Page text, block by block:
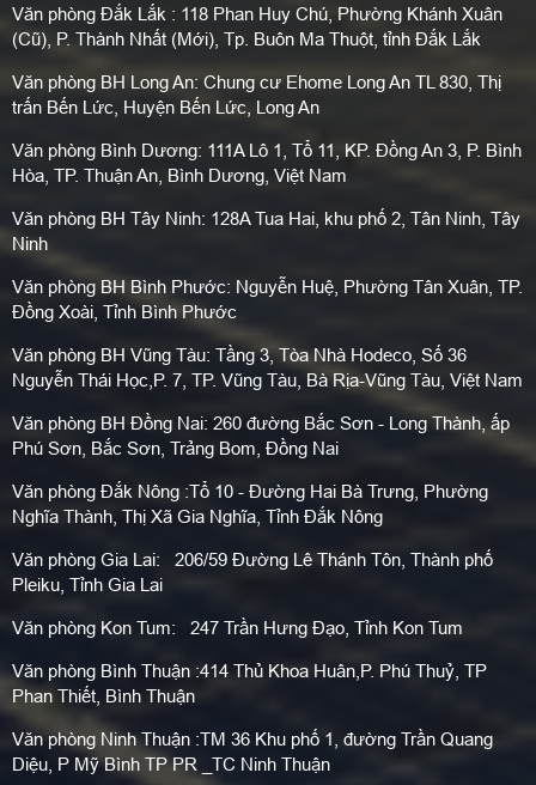
Văn phòng Đắk Lắk : 118 Phan Huy Chú, Phường Khánh Xuân
(Cũ), P. Thành Nhất (Mới), Tp. Buôn Ma Thuột, tỉnh Đắk Lắk
Văn phòng BH Long An: Chung cư Ehome Long An TL 830, Thị
trấn Bến Lức, Huyện Bến Lức, Long An
Văn phòng Bình Dương: 111A Lô 1, Tổ 11, KP. Đồng An 3, P. Bình
Hòa, TP. Thuận An, Bình Dương, Việt Nam
Văn phòng BH Tây Ninh: 128A Tua Hai, khu phố 2, Tân Ninh, Tây
Ninh
Văn phòng BH Bình Phước: Nguyễn Huệ, Phường Tân Xuân, TP.
Đồng Xoài, Tỉnh Bình Phước
Văn phòng BH Vũng Tàu: Tầng 3, Tòa Nhà Hodeco, Số 36
Nguyễn Thái Học,P. 7, TP. Vũng Tàu, Bà Rịa-Vũng Tàu, Việt Nam
Văn phòng BH Đồng Nai: 260 đường Bắc Sơn - Long Thành, ấp
Phú Sơn, Bắc Sơn, Trảng Bom, Đồng Nai
Văn phòng Đắk Nông :Tổ 10 - Đường Hai Bà Trưng, Phường
Nghĩa Thành, Thị Xã Gia Nghĩa, Tỉnh Đắk Nông
Văn phòng Gia Lai: 206/59 Đường Lê Thánh Tôn, Thành phố
Pleiku, Tỉnh Gia Lai
Văn phòng Kon Tum: 247 Trần Hưng Đạo, Tỉnh Kon Tum
Văn phòng Bình Thuận :414 Thủ Khoa Huân,P. Phú Thuỷ, TP
Phan Thiết, Bình Thuận
Văn phòng Ninh Thuận :TM 36 Khu phố 1, đường Trần Quang
Diệu, P Mỹ Bình TP PR _TC Ninh Thuận